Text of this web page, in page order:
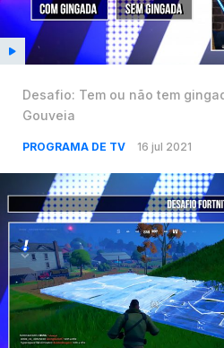
Desafio: Tem ou não tem
Gouveia
PROGRAMA DE TV 16 jul 2021